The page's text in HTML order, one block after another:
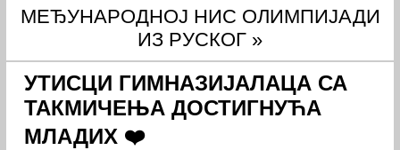
МЕЂУНАРОДНОЈ НИС ОЛИМПИЈАДИ
ИЗ РУСКОГ »
УТИСЦИ ГИМНАЗИЈАЛАЦА СА
ТАКМИЧЕЊА ДОСТИГНУЋА
МЛАДИХ ❤️